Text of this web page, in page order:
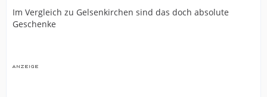
Im Vergleich zu Gelsenkirchen sind das doch absolute
Geschenke